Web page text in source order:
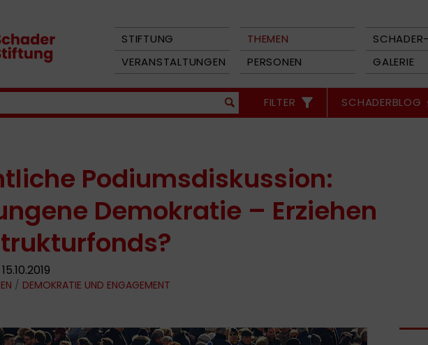
STIFTUNG THEMEN
VERANSTALTUNGEN
PERSONEN GALERIE
FILTER SCHADERBLOG
Podiumsdiskussion:
Demokratie – Erziehen
/ DEMOKRATIE UND ENGAGEMENT